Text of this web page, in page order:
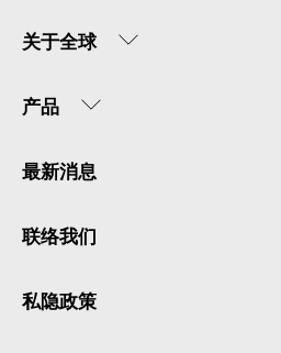
关于全球
产品
最新消息
联络我们
私隐政策